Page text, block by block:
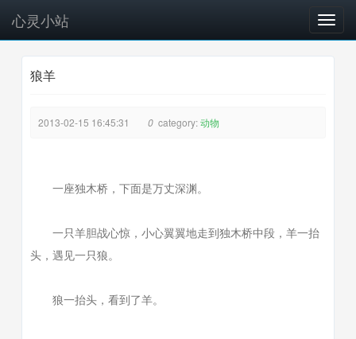
T
o
g
心灵小站
狼羊
2013-02-15 16:45:31 0 category:动物
一座独木桥，下面是万丈深渊。
一只羊胆战心惊，小心翼翼地走到独木桥中段，羊一抬
头，遇见一只狼。
狼一抬头，看到了羊。